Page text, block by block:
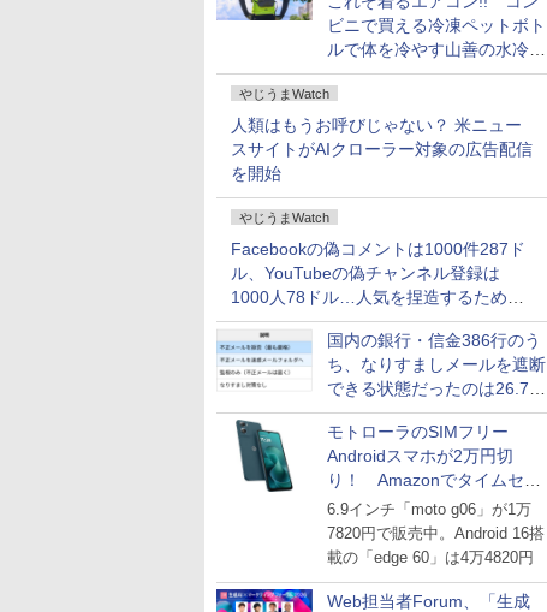
ビニで買える冷凍ペットボト
ルで体を冷やす山善の水冷ベ
ストがロードバイクにちょう
どいい【ぼっち・ざ・ろー
ど！その14】
やじうまWatch
人類はもうお呼びじゃない？ 米ニュー
スサイトがAIクローラー対象の広告配信
を開始
やじうまWatch
Facebookの偽コメントは1000件287ド
ル、YouTubeの偽チャンネル登録は
1000人78ドル…人気を捏造するための
価格リストが公開中
国内の銀行・信金386行のう
ち、なりすましメールを遮断
できる状態だったのは26.7％
にとどまる～GMOブランド
セキュリティ調査
モトローラのSIMフリー
Androidスマホが2万円切
り！ Amazonでタイムセー
ル
6.9インチ「moto g06」が1万
7820円で販売中。Android 16搭
載の「edge 60」は4万4820円
Web担当者Forum、「生成